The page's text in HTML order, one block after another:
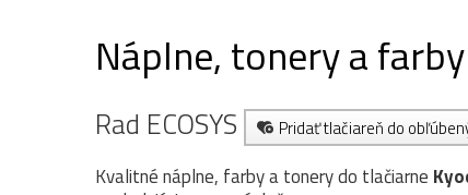
Náplne, tonery a
Rad ECOSYS Pridať tlačiareň do
Kvalitné náplne, farby a tonery do tlačiarne